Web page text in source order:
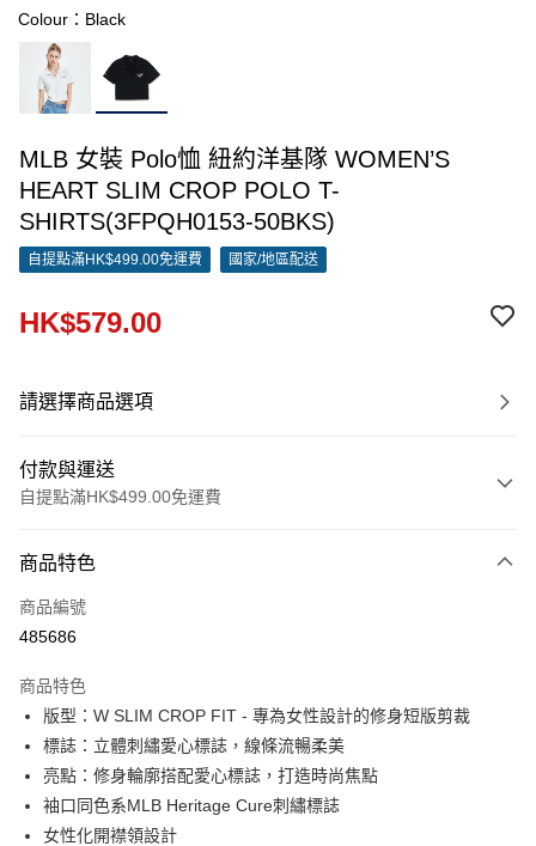
Colour：Black
MLB 女裝 Polo恤 紐約洋基隊 WOMEN’S
HEART SLIM CROP POLO T-
SHIRTS(3FPQH0153-50BKS)
自提點滿HK$499.00免運費 國家/地區配送
HK$579.00
請選擇商品選項
付款與運送
自提點滿HK$499.00免運費
信用卡
Apple Pay
AlipayHK
WeChat Pay
送貨方式
商品特色
商品編號
485686
商品特色
版型：W SLIM CROP FIT - 專為女性設計的修身短版剪裁
標誌：立體刺繡愛心標誌，線條流暢柔美
亮點：修身輪廓搭配愛心標誌，打造時尚焦點
袖口同色系MLB Heritage Cure刺繡標誌
女性化開襟領設計